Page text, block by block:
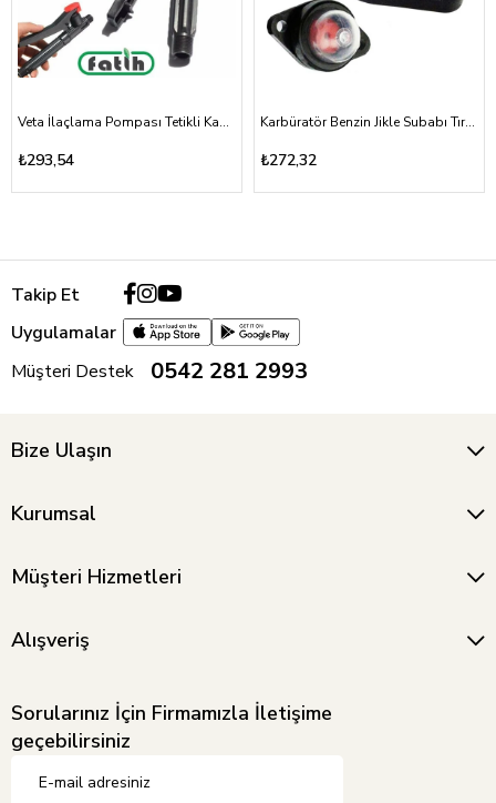
Veta İlaçlama Pompası Tetikli Kabze Akülü, Mekanik 16A, 16T
₺293,54
Karbüratör Benzin Jikle Subabı Tırpan ve Testere Vidalı Tip
₺272,32
Takip Et
Uygulamalar
Müşteri Destek
0542 281 2993
Bize Ulaşın
Kurumsal
Müşteri Hizmetleri
Alışveriş
Sorularınız İçin Firmamızla İletişime
geçebilirsiniz